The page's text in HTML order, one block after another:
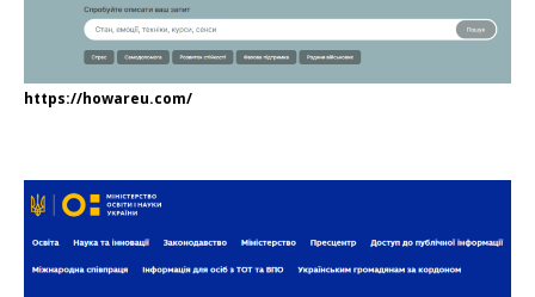
https://howareu.com/